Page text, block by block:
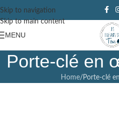
Skip to navigation
Skip to main content
MENU
Porte-clé en
Home Porte-clé